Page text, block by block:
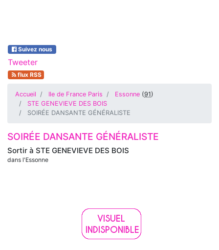
Suivez nous
Tweeter
flux RSS
Accueil Ile de France Paris Essonne (91)
STE GENEVIEVE DES BOIS
SOIRÉE DANSANTE GÉNÉRALISTE
Sortir à STE GENEVIEVE DES BOIS
dans l'Essonne
SOIRÉE DANSANTE GÉNÉRALISTE